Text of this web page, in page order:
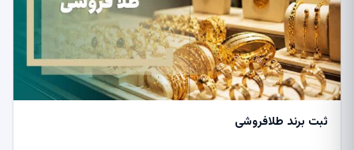
ثبت برند طلافروشی